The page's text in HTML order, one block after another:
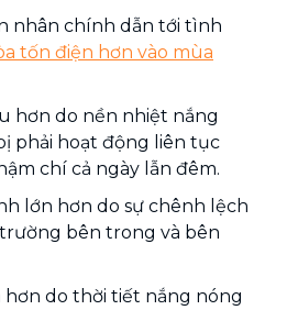
nhân chính dẫn tới tình
tốn điện hơn vào mùa
hơn do nền nhiệt nắng
phải hoạt động liên tục
chí cả ngày lẫn đêm.
lớn hơn do sự chênh lệch
bên trong và bên
do thời tiết nắng nóng